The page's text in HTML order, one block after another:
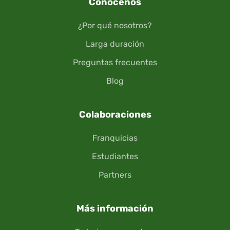
¿Por qué nosotros?
Larga duración
Preguntas frecuentes
Blog
Colaboraciones
Franquicias
Estudiantes
Partners
Más información